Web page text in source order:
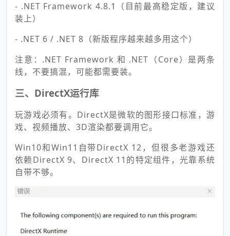
- .NET Framework 4.8.1（目前最高稳定版，建议
装上）
- .NET 6 / .NET 8（新版程序越来越多用这个）
注意：.NET Framework 和 .NET（Core）是两条
线，不要搞混，可能都需要装。
三、DirectX运行库
玩游戏必须有。DirectX是微软的图形接口标准，游
戏、视频播放、3D渲染都要调用它。
Win10和Win11自带DirectX 12，但很多老游戏还
依赖DirectX 9、DirectX 11的特定组件，光靠系统
自带不够。